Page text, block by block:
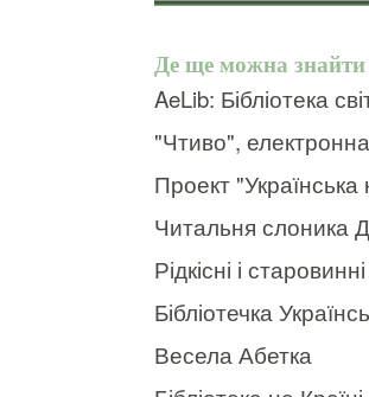
Де ще можна
AeLib: Бібліотека
"Чтиво", електронна
Проект "Українська
Читальня слоника
Рідкісні і
Бібліотечка
Весела Абетка